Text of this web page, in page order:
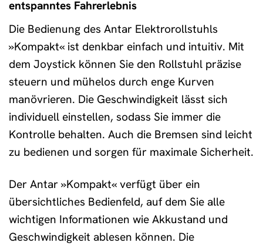
entspanntes Fahrerlebnis
Die Bedienung des Antar Elektrorollstuhls
»Kompakt« ist denkbar einfach und intuitiv. Mit
dem Joystick können Sie den Rollstuhl präzise
steuern und mühelos durch enge Kurven
manövrieren. Die Geschwindigkeit lässt sich
individuell einstellen, sodass Sie immer die
Kontrolle behalten. Auch die Bremsen sind leicht
zu bedienen und sorgen für maximale Sicherheit.
Der Antar »Kompakt« verfügt über ein
übersichtliches Bedienfeld, auf dem Sie alle
wichtigen Informationen wie Akkustand und
Geschwindigkeit ablesen können. Die